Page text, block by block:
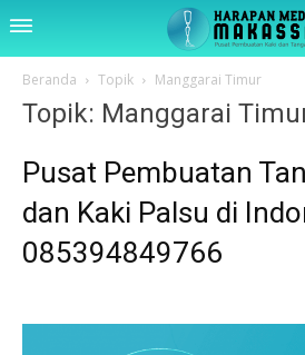
Beranda Topik Manggarai Timur
Topik: Manggarai
Pusat Pembuatan
dan Kaki Palsu di
085394849766